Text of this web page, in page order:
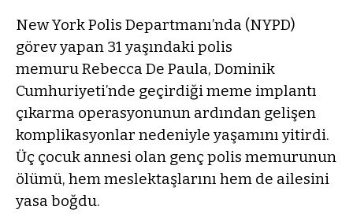
New York Polis Departmanı’nda (NYPD)
görev yapan 31 yaşındaki polis
memuru Rebecca De Paula, Dominik
Cumhuriyeti’nde geçirdiği meme implantı
çıkarma operasyonunun ardından gelişen
komplikasyonlar nedeniyle yaşamını yitirdi.
Üç çocuk annesi olan genç polis memurunun
ölümü, hem meslektaşlarını hem de ailesini
yasa boğdu.